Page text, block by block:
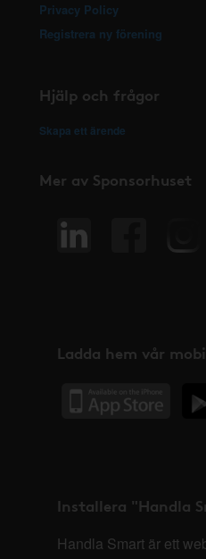
Privacy Policy
Registrera ny förening
Hjälp och frågor
Skapa ett ärende
Mer av Sponsorhuset
Ladda hem vår
Installera "Handla
Handla Smart är ett